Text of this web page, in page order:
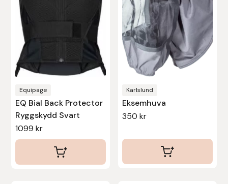
Equipage
EQ Bial Back Protector
Ryggskydd Svart
1099kr
De
olika
alternativen
kan
väljas
på
produktsidan
Karlslund
Eksemhuva
350 kr